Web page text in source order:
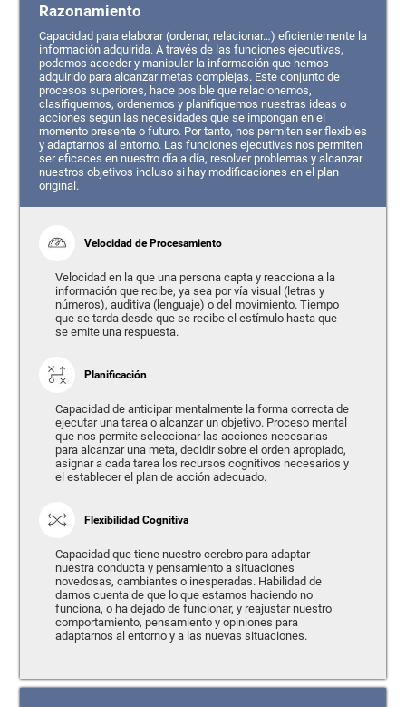
Razonamiento
Capacidad para elaborar (ordenar, relacionar…) eficientemente la
información adquirida. A través de las funciones ejecutivas,
podemos acceder y manipular la información que hemos
adquirido para alcanzar metas complejas. Este conjunto de
procesos superiores, hace posible que relacionemos,
clasifiquemos, ordenemos y planifiquemos nuestras ideas o
acciones según las necesidades que se impongan en el
momento presente o futuro. Por tanto, nos permiten ser flexibles
y adaptarnos al entorno. Las funciones ejecutivas nos permiten
ser eficaces en nuestro día a día, resolver problemas y alcanzar
nuestros objetivos incluso si hay modificaciones en el plan
original.
Velocidad de Procesamiento
Velocidad en la que una persona capta y reacciona a la
información que recibe, ya sea por vía visual (letras y
números), auditiva (lenguaje) o del movimiento. Tiempo
que se tarda desde que se recibe el estímulo hasta que
se emite una respuesta.
Planificación
Capacidad de anticipar mentalmente la forma correcta de
ejecutar una tarea o alcanzar un objetivo. Proceso mental
que nos permite seleccionar las acciones necesarias
para alcanzar una meta, decidir sobre el orden apropiado,
asignar a cada tarea los recursos cognitivos necesarios y
el establecer el plan de acción adecuado.
Flexibilidad Cognitiva
Capacidad que tiene nuestro cerebro para adaptar
nuestra conducta y pensamiento a situaciones
novedosas, cambiantes o inesperadas. Habilidad de
darnos cuenta de que lo que estamos haciendo no
funciona, o ha dejado de funcionar, y reajustar nuestro
comportamiento, pensamiento y opiniones para
adaptarnos al entorno y a las nuevas situaciones.